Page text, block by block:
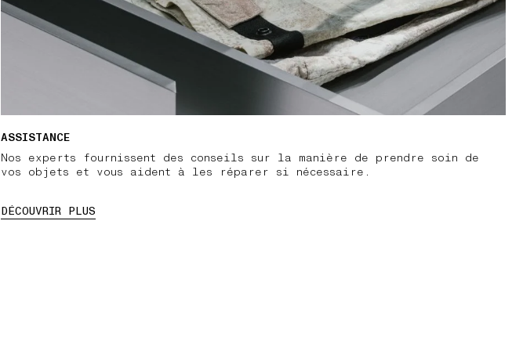
ASSISTANCE
Nos experts fournissent des conseils sur la manière de prendre soin de
vos objets et vous aident à les réparer si nécessaire.
DÉCOUVRIR PLUS